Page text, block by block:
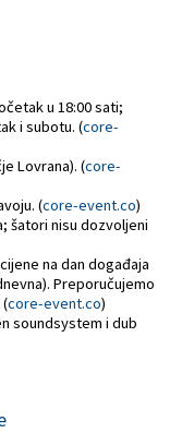
u 18:00 sati;
i subotu. (core-
Lovrana). (core-
(core-event.co)
šatori nisu dozvoljeni
na dan događaja
Preporučujemo
core-event.co)
soundsystem i dub